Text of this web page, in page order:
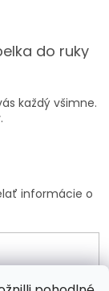
do ruky
každý všimne.
informácie o